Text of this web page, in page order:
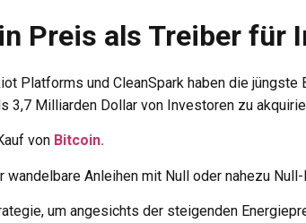
Preis als Treiber für
Platforms und CleanSpark haben die
3,7 Milliarden Dollar von Investoren zu
von Bitcoin.
Anleihen mit Null oder nahezu
um angesichts der steigenden